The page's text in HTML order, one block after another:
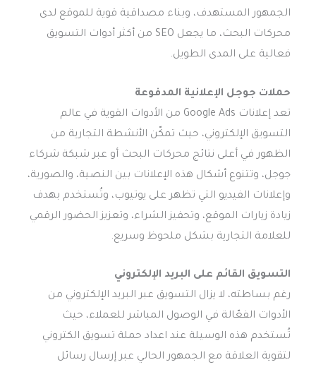
الجمهور المستهدف، وبناء مصداقية قوية للموقع لدى
محركات البحث، ما يجعل SEO من أكثر أدوات التسويق
فعالية على المدى الطويل.
حملات جوجل الإعلانية المدفوعة
تعد إعلانات Google Ads من الأدوات القوية في عالم
التسويق الإلكتروني، حيث تمكّن الأنشطة التجارية من
الظهور في أعلى نتائج محركات البحث أو عبر شبكة شركاء
جوجل، وتتنوع أشكال هذه الإعلانات بين النصية، والصورية،
وإعلانات الفيديو التي تظهر على يوتيوب، وتُستخدم بهدف
زيادة زيارات الموقع، وتحفيز الشراء، وتعزيز الحضور الرقمي
للعلامة التجارية بشكل ملحوظ وسريع.
التسويق القائم على البريد الإلكتروني
رغم بساطته، لا يزال التسويق عبر البريد الإلكتروني من
الأدوات الفعّالة في الوصول المباشر للعملاء، حيث
تُستخدم هذه الوسيلة عند اعداد حملة تسويق الكتروني
لتقوية العلاقة مع الجمهور الحالي عبر إرسال رسائل